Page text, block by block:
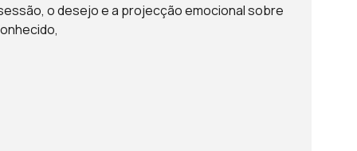
o desejo e a projecção emocional sobre